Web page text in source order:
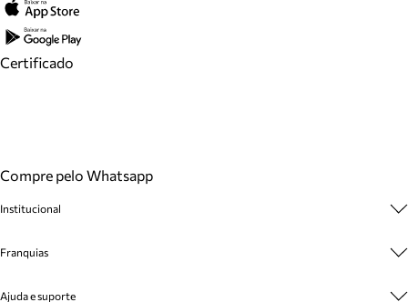
Certificado
Compre pelo Whatsapp
Institucional
Cashback
Franquias
Ajuda e suporte